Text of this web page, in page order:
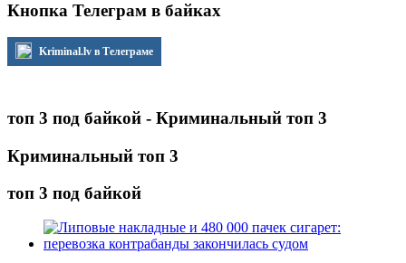
Кнопка Телеграм в байках
Kriminal.lv в Телеграме
топ 3 под байкой - Криминальный топ 3
Криминальный топ 3
топ 3 под байкой